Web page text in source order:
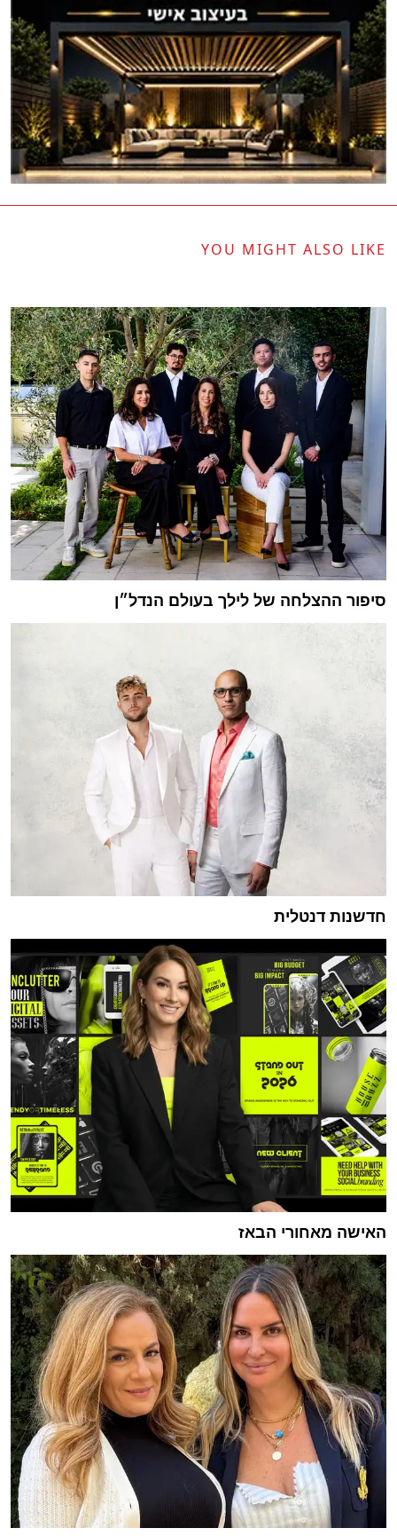
YOU MIGHT ALSO LIKE
סיפור ההצלחה של לילך בעולם הנדל״ן
חדשנות דנטלית
האישה מאחורי הבאז